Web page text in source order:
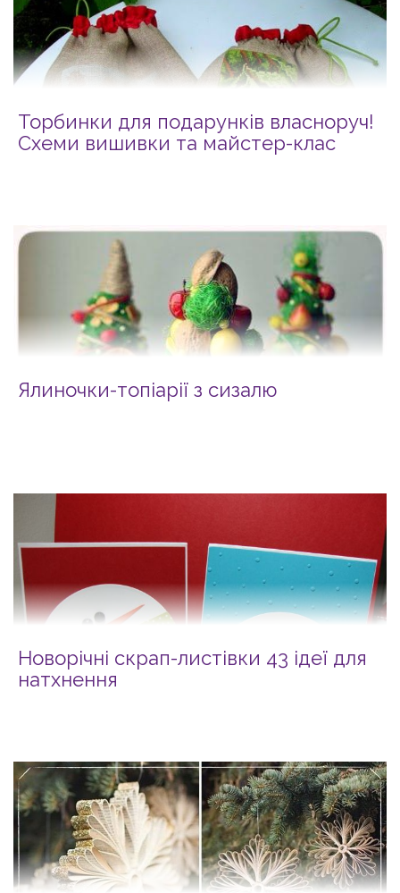
Торбинки для подарунків власноруч!
Схеми вишивки та майстер-клас
Ялиночки-топіарії з сизалю
Новорічні скрап-листівки 43 ідеї для
натхнення